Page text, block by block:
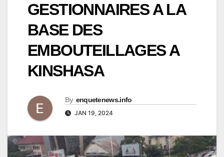
GESTIONNAIRES A LA
BASE DES
EMBOUTEILLAGES A
KINSHASA
By enquetenews.info
JAN 19, 2024